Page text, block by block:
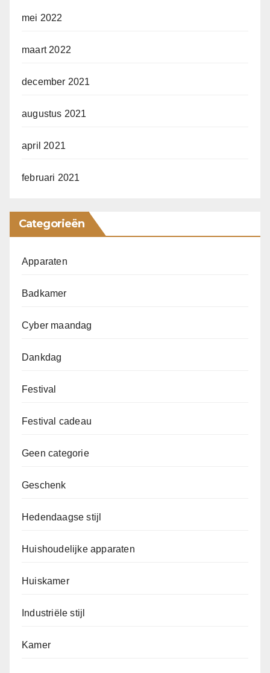
mei 2022
maart 2022
december 2021
augustus 2021
april 2021
februari 2021
Categorieën
Apparaten
Badkamer
Cyber maandag
Dankdag
Festival
Festival cadeau
Geen categorie
Geschenk
Hedendaagse stijl
Huishoudelijke apparaten
Huiskamer
Industriële stijl
Kamer